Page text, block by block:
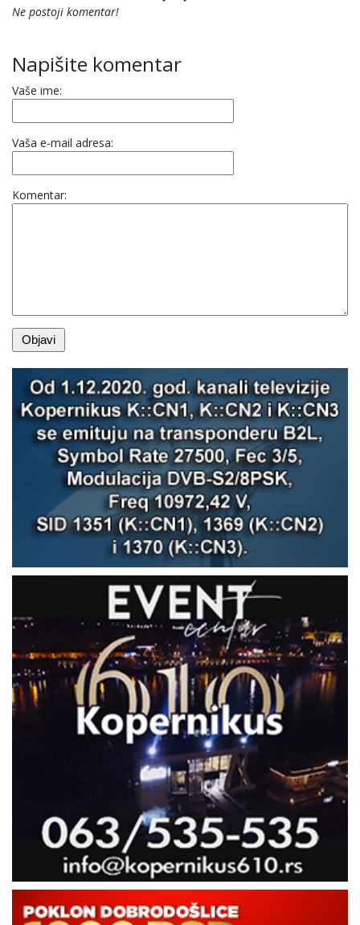
Ne postoji komentar!
Napišite komentar
Vaše ime:
Vaša e-mail adresa:
Komentar: